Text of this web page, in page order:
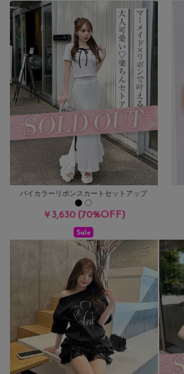
バイカラーリボンスカートセットアップ
￥3,630(70%OFF)
Sale